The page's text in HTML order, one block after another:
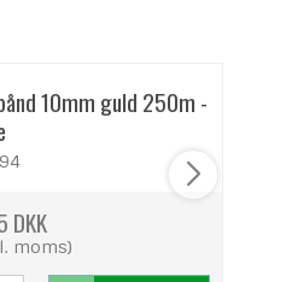
10mm guld 250m -
DKK
moms)